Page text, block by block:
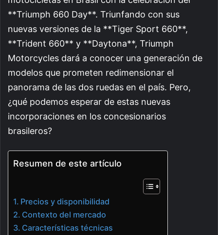
**Triumph 660 Day**. Triunfando con sus
nuevas versiones de la **Tiger Sport 660**,
**Trident 660** y **Daytona**, Triumph
Motorcycles dará a conocer una generación de
modelos que prometen redimensionar el
panorama de las dos ruedas en el país. Pero,
¿qué podemos esperar de estas nuevas
incorporaciones en los concesionarios
brasileros?
Resumen de este artículo
Precios y disponibilidad
Contexto del mercado
Características técnicas